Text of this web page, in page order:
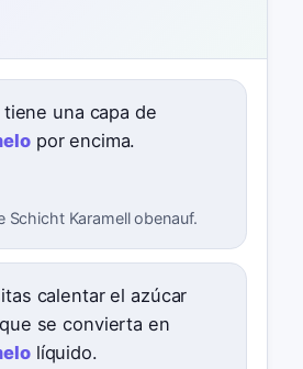
tiene una capa de
por encima.
Schicht Karamell obenauf.
calentar el azúcar
se convierta en
líquido.